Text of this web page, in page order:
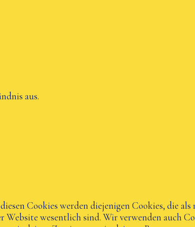
aus.
Cookies werden diejenigen Cookies, die
wesentlich sind. Wir verwenden auch